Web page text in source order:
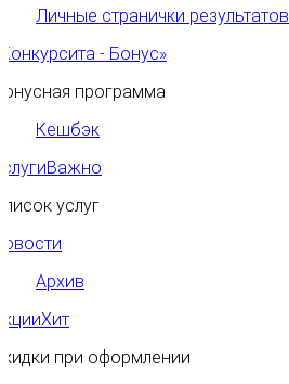
Личные странички результатов
- Бонус»
программа
Кешбэк
Важно
услуг
Архив
Хит
при оформлении